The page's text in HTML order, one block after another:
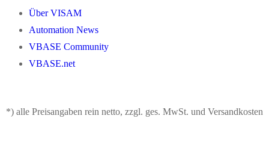
Über VISAM
Automation News
VBASE Community
VBASE.net
*) alle Preisangaben rein netto, zzgl. ges. MwSt. und Versandkosten